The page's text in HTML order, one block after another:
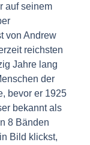
auf seinem
von Andrew
reichsten
Jahre lang
der
bevor er 1925
bekannt als
8 Bänden
Bild klickst,